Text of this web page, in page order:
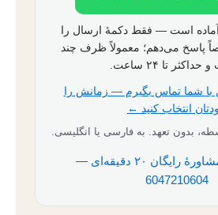
آماده است — فقط دکمهٔ ارسال را
پاسخ می‌دهم؛ معمولاً ظرف چند
تا ۲۴ ساعت.
با شما تماس بگیرم — زمانش را
انتخاب کنید ←
بدون تعهد. به فارسی یا انگلیسی.
تماس برای مشاورهٔ رایگان ۲۰ دقیقه‌ای —
6047210604